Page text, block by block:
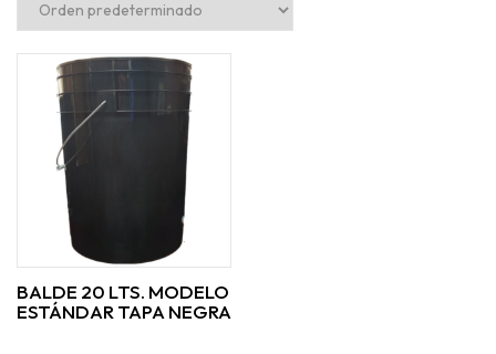
BALDE 20 LTS. MODELO
ESTÁNDAR TAPA NEGRA